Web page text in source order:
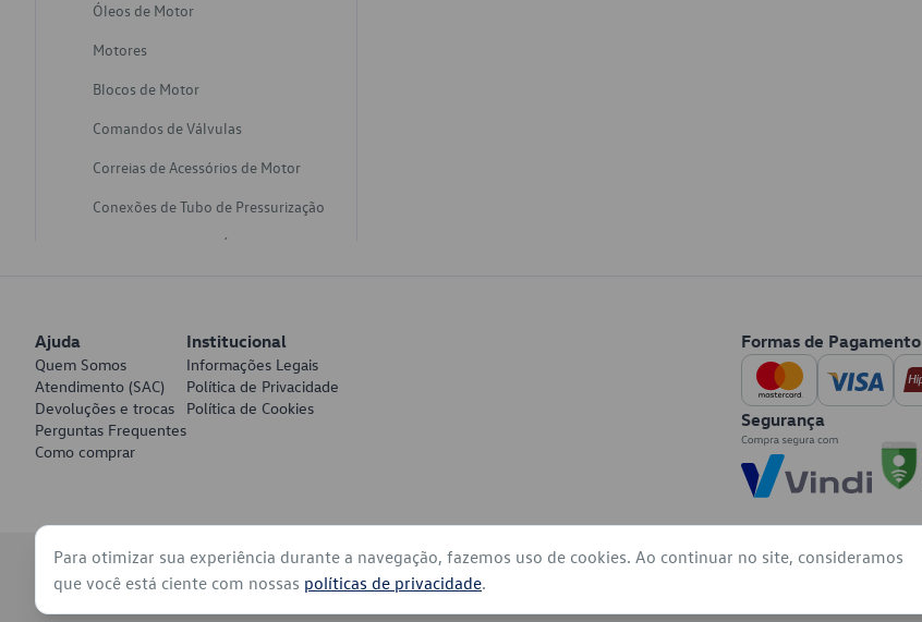
Óleos de Motor
Motores
Blocos de Motor
Comandos de Válvulas
Correias de Acessórios de Motor
Conexões de Tubo de Pressurização
Varetas de Nivel de Óleo
Discos de Freio
Juntas de Bomba de Vácuo
Mangueiras de Vácuo de Servo
Pratos de Disco de Freio
Travas de Pastilha de Freio
Ajuda
Quem Somos
Atendimento (SAC)
Devoluções e trocas
Perguntas Frequentes
Como comprar
Institucional
Informações Legais
Política de Privacidade
Política de Cookies
Formas de Pagamento
Segurança
© 2026 - Volkswagen do Brasil - Todos os direitos reservados
Para otimizar sua experiência durante a navegação, fazemos uso de cookies. Ao continuar no site, consideramos
que você está ciente com nossas políticas de privacidade.